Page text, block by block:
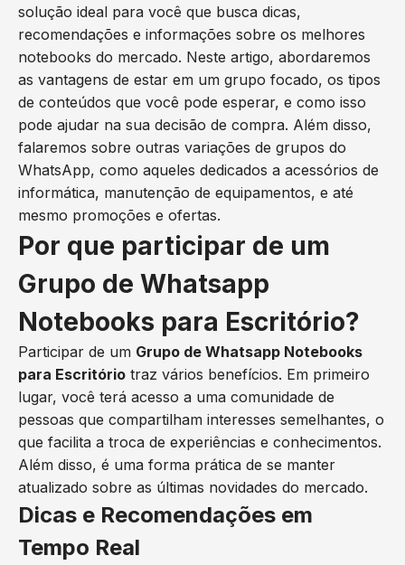
solução ideal para você que busca dicas,
recomendações e informações sobre os melhores
notebooks do mercado. Neste artigo, abordaremos
as vantagens de estar em um grupo focado, os tipos
de conteúdos que você pode esperar, e como isso
pode ajudar na sua decisão de compra. Além disso,
falaremos sobre outras variações de grupos do
WhatsApp, como aqueles dedicados a acessórios de
informática, manutenção de equipamentos, e até
mesmo promoções e ofertas.
Por que participar de um
Grupo de Whatsapp
Notebooks para Escritório?
Participar de um Grupo de Whatsapp Notebooks
para Escritório traz vários benefícios. Em primeiro
lugar, você terá acesso a uma comunidade de
pessoas que compartilham interesses semelhantes, o
que facilita a troca de experiências e conhecimentos.
Além disso, é uma forma prática de se manter
atualizado sobre as últimas novidades do mercado.
Dicas e Recomendações em
Tempo Real